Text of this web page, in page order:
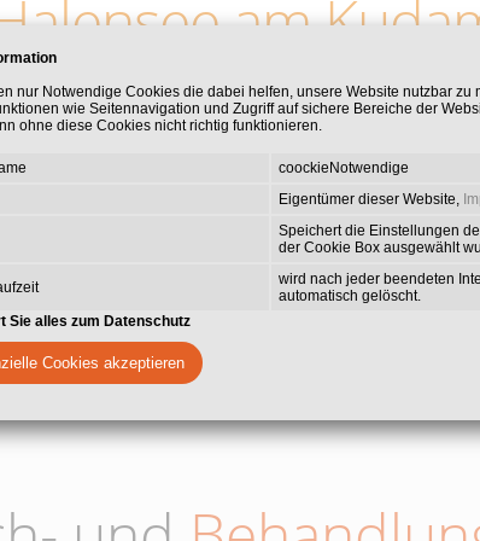
nur Notwendige Cookies die dabei helfen, unsere Website nutzbar zu
wie Seitennavigation und Zugriff auf sichere Bereiche der
ohne diese Cookies nicht richtig funktionieren.
coockieNotwendige
Eigentümer dieser Website,
Speichert die Einstellungen
der Cookie Box ausgewählt
wird nach jeder beendeten
automatisch gelöscht.
Sie alles zum Datenschutz
Cookies akzeptieren
am
die Ihnen umfassende
Spezialisierungen gehört die ästhetische
Behandlung von Zahnfleischerkrankungen,
legen wir auf die Behandlung von Angstpatienten
Behandeln zu ermöglichen.